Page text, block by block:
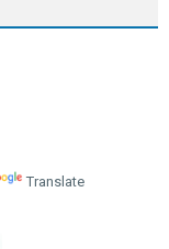
Translate